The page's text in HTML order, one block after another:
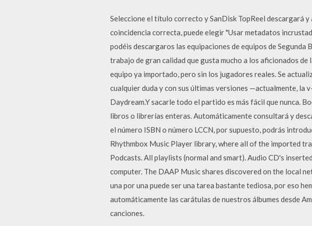
Seleccione el título correcto y SanDisk TopReel descargará
coincidencia correcta, puede elegir "Usar metadatos
podéis descargaros las equipaciones de equipos de
trabajo de gran calidad que gusta mucho a los aficionados
equipo ya importado, pero sin los jugadores reales. Se
cualquier duda y con sus últimas versiones —actualmente,
Daydream.Y sacarle todo el partido es más fácil que nunca.
libros o librerías enteras. Automáticamente consultará y
el número ISBN o número LCCN, por supuesto, podrás
Rhythmbox Music Player library, where all of the imported
Podcasts. All playlists (normal and smart). Audio CD's
computer. The DAAP Music shares discovered on the local
una por una puede ser una tarea bastante tediosa, por eso
automáticamente las carátulas de nuestros álbumes desde
canciones.